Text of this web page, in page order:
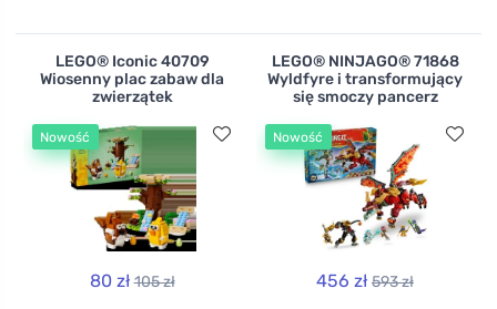
LEGO® Iconic 40709
Wiosenny plac zabaw dla
zwierzątek
Nowość
80 zł 105 zł
LEGO® NINJAGO® 71868
Wyldfyre i transformujący
się smoczy pancerz
Nowość
456 zł 593 zł